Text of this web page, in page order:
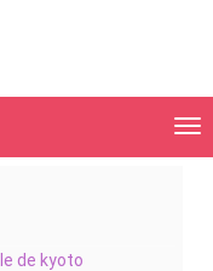
de kyoto